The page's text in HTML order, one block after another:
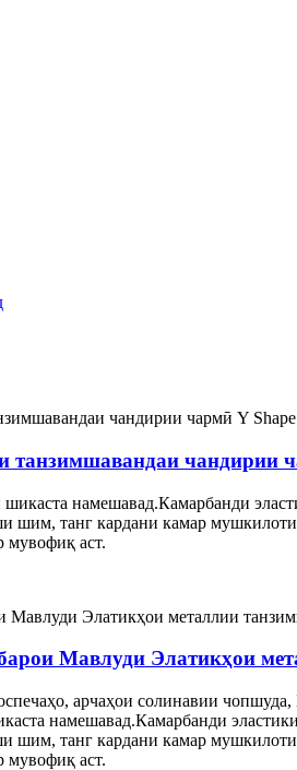
танзимшавандаи чандирии
намешавад.Камарбанди
танг кардани камар
мувофиқ аст.
Мавлуди Элатикҳои
арчаҳои солинавии
намешавад.Камарбанди
танг кардани камар
мувофиқ аст.